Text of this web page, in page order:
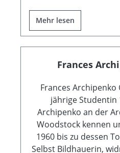
Mehr lesen
Frances
Frances Archipenko
jährige Studentin
Archipenko an der
Woodstock kennen
1960 bis zu dessen
Selbst Bildhauerin,